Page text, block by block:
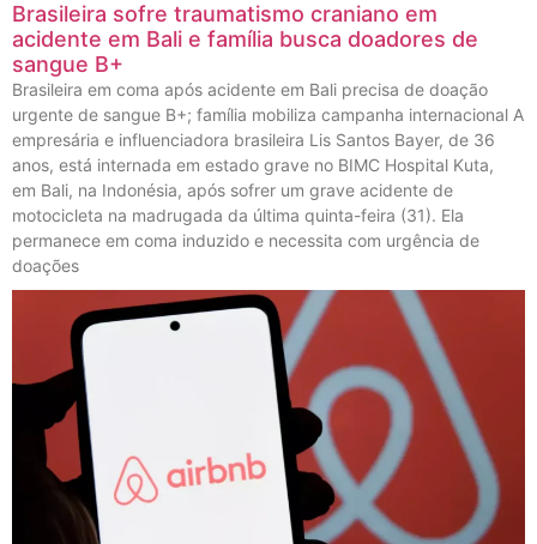
Brasileira sofre traumatismo craniano em
acidente em Bali e família busca doadores de
sangue B+
Brasileira em coma após acidente em Bali precisa de doação
urgente de sangue B+; família mobiliza campanha internacional A
empresária e influenciadora brasileira Lis Santos Bayer, de 36
anos, está internada em estado grave no BIMC Hospital Kuta,
em Bali, na Indonésia, após sofrer um grave acidente de
motocicleta na madrugada da última quinta-feira (31). Ela
permanece em coma induzido e necessita com urgência de
doações